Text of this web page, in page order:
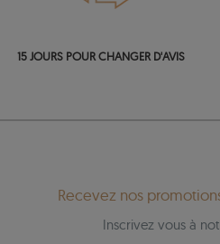
15 JOURS POUR CHANGER D'AVIS
Recevez nos
Inscrivez vous à